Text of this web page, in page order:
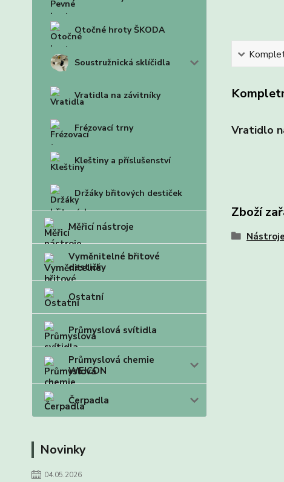
Otočné hroty ŠKODA
Soustružnická sklíčidla
Vratidla na závitníky
Frézovací trny
Kleštiny a příslušenství
Držáky břitových destiček
Měřicí nástroje
Vyměnitelné břitové
destičky
Ostatní
Průmyslová svítidla
Průmyslová chemie
WEICON
Čerpadla
Novinky
04.05.2026
Vratidlo
Zboží